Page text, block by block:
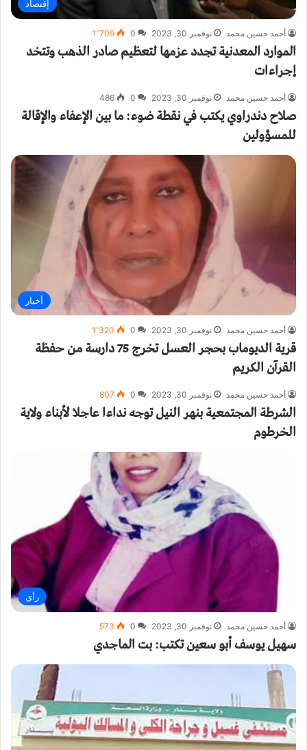
إقتصاد
أحمد حسين محمد نوفمبر 30, 2023 0 1٬709
الموارد المعدنية تجدد عزمها لتعظيم صادر الذهب وتتخد
إجراءات
أحمد حسين محمد نوفمبر 30, 2023 0
486
صلاح دندراوي يكتب في نقطة ضوء: ما بين الإعفاء والإقالة
للمسؤولين
أخبار
أحمد حسين محمد نوفمبر 30, 2023 0 1٬320
قرية الديوماب بحجر العسل تخرج 75 دارسة من حفظة
القرآن الكريم
أحمد حسين محمد نوفمبر 30, 2023 0
807
الشرطة المجتمعية بنهر النيل توجه نداءا عاجلا لأبناء ولاية
الخرطوم
رأي
أحمد حسين محمد نوفمبر 30, 2023 0
573
سهيل يوسف أبو سعين تكتب: بت الماجدي